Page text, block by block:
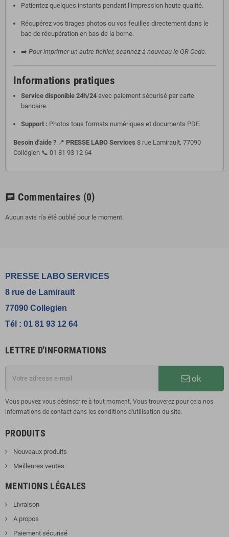
Patientez quelques instants pendant l’impression haute qualité.
Récupérez vos tirages photos ou vos feuilles directement dans le
bac de récupération en bas de la borne.
➡️ Pour imprimer un autre fichier, scannez à nouveau le QR Code.
Informations pratiques
Service disponible 24h/24 avec paiement sécurisé par carte
bancaire.
Support : Photos tous formats numériques et documents PDF.
Besoin d'aide ? 📍 PRESSE LABO Services 8 rue Lamirault, 77090
Collégien 📞 01 81 93 12 64
chat Commentaires (0)
Aucun avis n'a été publié pour le moment.
PRESSE LABO SERVICES
8 rue de Lamirault
77090 Collegien
Tél : 01 81 93 12 64
LETTRE D'INFORMATIONS
ok
Vous pouvez vous désinscrire à tout moment. Vous trouverez pour cela nos
informations de contact dans les conditions d'utilisation du site.
PRODUITS
Nouveaux produits
Meilleures ventes
MENTIONS LÉGALES
Livraison
A propos
Paiement sécurisé